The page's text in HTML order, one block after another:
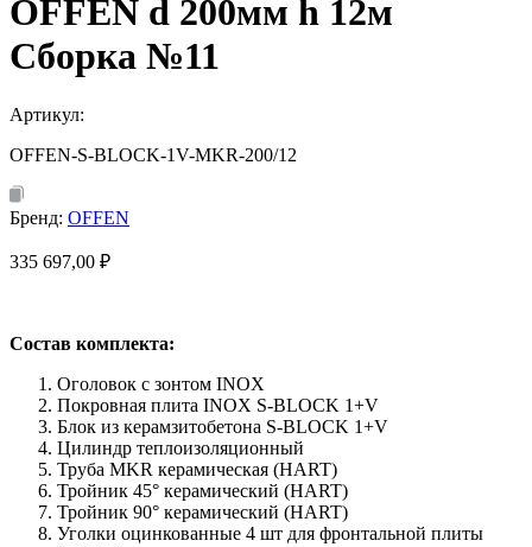
OFFEN d 200мм h 12м
Сборка №11
Артикул:
OFFEN-S-BLOCK-1V-MKR-200/12
Бренд: OFFEN
335 697,00 ₽
Состав комплекта:
Оголовок с зонтом INOX
Покровная плита INOX S-BLOCK 1+V
Блок из керамзитобетона S-BLOCK 1+V
Цилиндр теплоизоляционный
Труба MKR керамическая (HART)
Тройник 45° керамический (HART)
Тройник 90° керамический (HART)
Уголки оцинкованные 4 шт для фронтальной плиты